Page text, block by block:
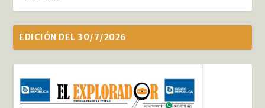
EDICIÓN DEL 30/7/2026